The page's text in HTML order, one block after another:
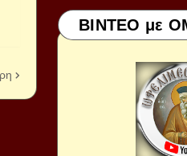
ΒΙΝΤΕΟ με